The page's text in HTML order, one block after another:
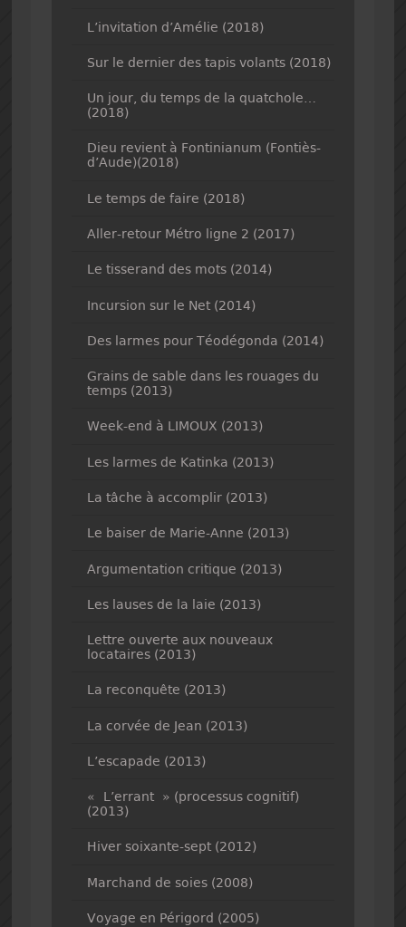
L’invitation d’Amélie (2018)
Sur le dernier des tapis volants (2018)
Un jour, du temps de la quatchole…
(2018)
Dieu revient à Fontinianum (Fontiès-
d’Aude)(2018)
Le temps de faire (2018)
Aller-retour Métro ligne 2 (2017)
Le tisserand des mots (2014)
Incursion sur le Net (2014)
Des larmes pour Téodégonda (2014)
Grains de sable dans les rouages du
temps (2013)
Week-end à LIMOUX (2013)
Les larmes de Katinka (2013)
La tâche à accomplir (2013)
Le baiser de Marie-Anne (2013)
Argumentation critique (2013)
Les lauses de la laie (2013)
Lettre ouverte aux nouveaux
locataires (2013)
La reconquête (2013)
La corvée de Jean (2013)
L’escapade (2013)
« L’errant » (processus cognitif)
(2013)
Hiver soixante-sept (2012)
Marchand de soies (2008)
Voyage en Périgord (2005)